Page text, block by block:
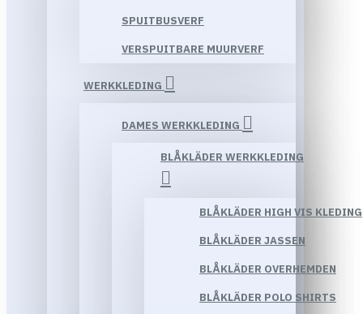
SPUITBUSVERF
VERSPUITBARE MUURVERF
WERKKLEDING
DAMES WERKKLEDING
BLÅKLÄDER WERKKLEDING
BLÅKLÄDER HIGH VIS KLEDING
BLÅKLÄDER JASSEN
BLÅKLÄDER OVERHEMDEN
BLÅKLÄDER POLO SHIRTS